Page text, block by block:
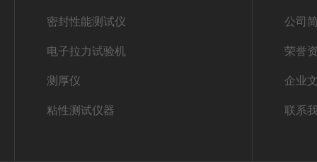
密封性能测试仪
电子拉力试验机
测厚仪
粘性测试仪器
公司
荣誉
企业
联系